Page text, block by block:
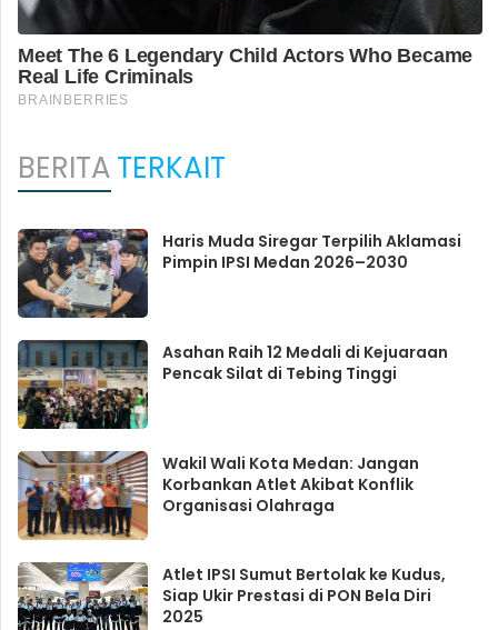
BERITATERKAIT
Haris Muda Siregar Terpilih Aklamasi
Pimpin IPSI Medan 2026–2030
Asahan Raih 12 Medali di Kejuaraan
Pencak Silat di Tebing Tinggi
Wakil Wali Kota Medan: Jangan
Korbankan Atlet Akibat Konflik
Organisasi Olahraga
Atlet IPSI Sumut Bertolak ke Kudus,
Siap Ukir Prestasi di PON Bela Diri
2025